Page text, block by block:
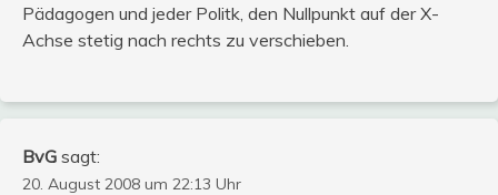
Pädagogen und jeder Politk, den Nullpunkt auf der X-
Achse stetig nach rechts zu verschieben.
BvG sagt:
20. August 2008 um 22:13 Uhr